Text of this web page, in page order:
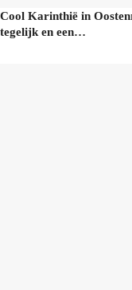
Cool Karinthië in
tegelijk en een…